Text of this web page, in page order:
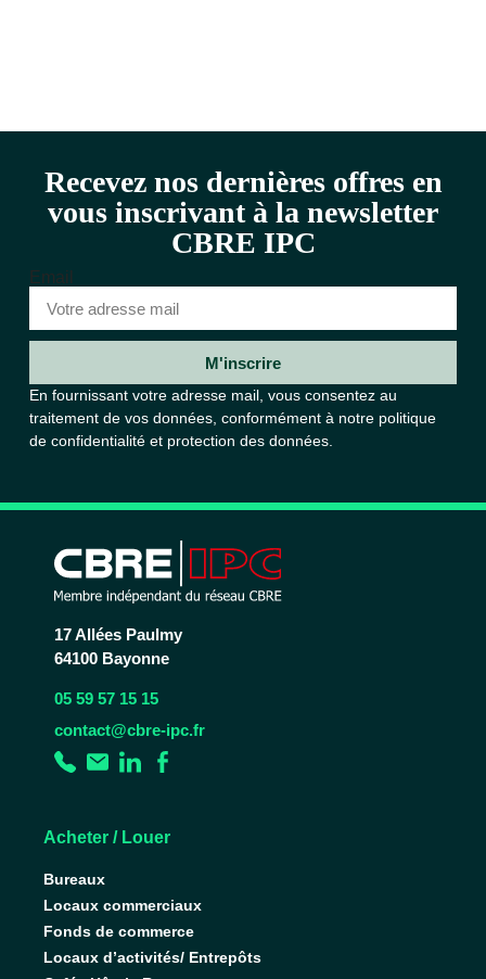
Recevez nos dernières offres en
vous inscrivant à la newsletter
CBRE IPC
Email
M'inscrire
En fournissant votre adresse mail, vous consentez au
traitement de vos données, conformément à notre politique
de confidentialité et protection des données.
17 Allées Paulmy
64100 Bayonne
05 59 57 15 15
contact@cbre-ipc.fr
Acheter / Louer
Bureaux
Locaux commerciaux
Fonds de commerce
Locaux d’activités/ Entrepôts